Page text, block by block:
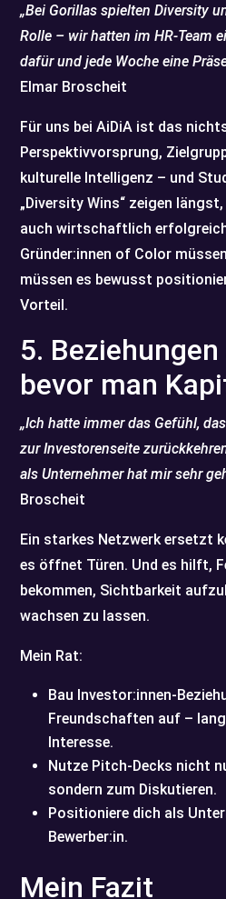
„Bei Gorillas spielten Diversity
Rolle – wir hatten im HR-Team
dafür und jede Woche eine
Elmar Broscheit
Für uns bei AiDiA ist das
Perspektivvorsprung,
kulturelle Intelligenz – und
„Diversity Wins“ zeigen
auch wirtschaftlich
Gründer:innen of Color
müssen es bewusst
Vorteil.
5.
bevor man
„Ich hatte immer das Gefühl,
zur Investorenseite
als Unternehmer hat mir sehr
Broscheit
Ein starkes Netzwerk ersetzt
es öffnet Türen. Und es hilft,
bekommen, Sichtbarkeit
wachsen zu lassen.
Mein Rat:
Bau Investor:innen-
Freundschaften auf –
Interesse.
Nutze Pitch-Decks nicht
sondern zum Diskutieren.
Positioniere dich als
Bewerber:in.
Mein Fazit